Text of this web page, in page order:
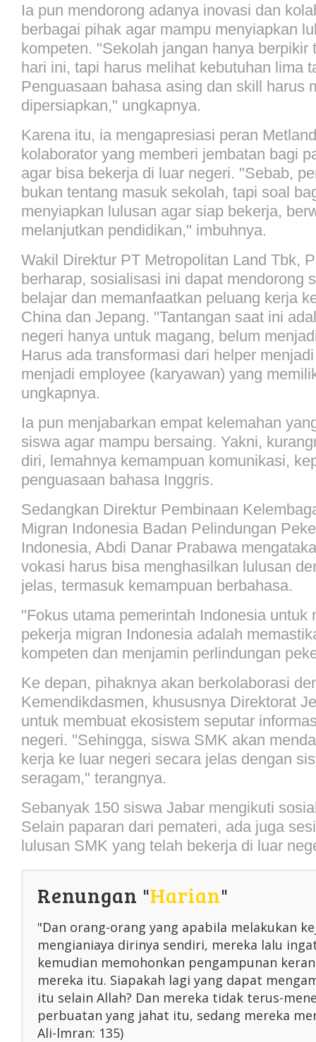
Ia pun mendorong adanya inovasi dan
berbagai pihak agar mampu menyiapkan
kompeten. "Sekolah jangan hanya berpikir
hari ini, tapi harus melihat kebutuhan lima
Penguasaan bahasa asing dan skill harus
dipersiapkan," ungkapnya.
Karena itu, ia mengapresiasi peran
kolaborator yang memberi jembatan bagi
agar bisa bekerja di luar negeri. "Sebab,
bukan tentang masuk sekolah, tapi soal
menyiapkan lulusan agar siap bekerja,
melanjutkan pendidikan," imbuhnya.
Wakil Direktur PT Metropolitan Land Tbk,
berharap, sosialisasi ini dapat mendorong
belajar dan memanfaatkan peluang kerja
China dan Jepang. "Tantangan saat ini
negeri hanya untuk magang, belum
Harus ada transformasi dari helper
menjadi employee (karyawan) yang
ungkapnya.
Ia pun menjabarkan empat kelemahan
siswa agar mampu bersaing. Yakni,
diri, lemahnya kemampuan komunikasi,
penguasaan bahasa Inggris.
Sedangkan Direktur Pembinaan
Migran Indonesia Badan Pelindungan
Indonesia, Abdi Danar Prabawa
vokasi harus bisa menghasilkan lulusan
jelas, termasuk kemampuan berbahasa.
"Fokus utama pemerintah Indonesia untuk
pekerja migran Indonesia adalah
kompeten dan menjamin perlindungan
Ke depan, pihaknya akan berkolaborasi
Kemendikdasmen, khususnya Direktorat
untuk membuat ekosistem seputar
negeri. "Sehingga, siswa SMK akan
kerja ke luar negeri secara jelas dengan
seragam," terangnya.
Sebanyak 150 siswa Jabar mengikuti
Selain paparan dari pemateri, ada juga
lulusan SMK yang telah bekerja di luar
Renungan "Harian"
"Dan orang-orang yang apabila melakukan
mengianiaya dirinya sendiri, mereka lalu
kemudian memohonkan pengampunan
mereka itu. Siapakah lagi yang dapat
itu selain Allah? Dan mereka tidak terus-
perbuatan yang jahat itu, sedang mereka
Ali-lmran: 135)